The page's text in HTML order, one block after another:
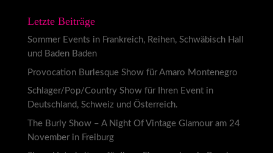
Letzte Beiträge
Sommer Events in Frankreich, Reihen, Schwäbisch Hall
und Baden Baden
Provocation Burlesque Show für Amaro Montenegro
Schlager/Pop/Country Show für Ihren Event in
Deutschland, Schweiz und Österreich.
The Burly Show – A Night Of Vintage Glamour am 24
November in Freiburg